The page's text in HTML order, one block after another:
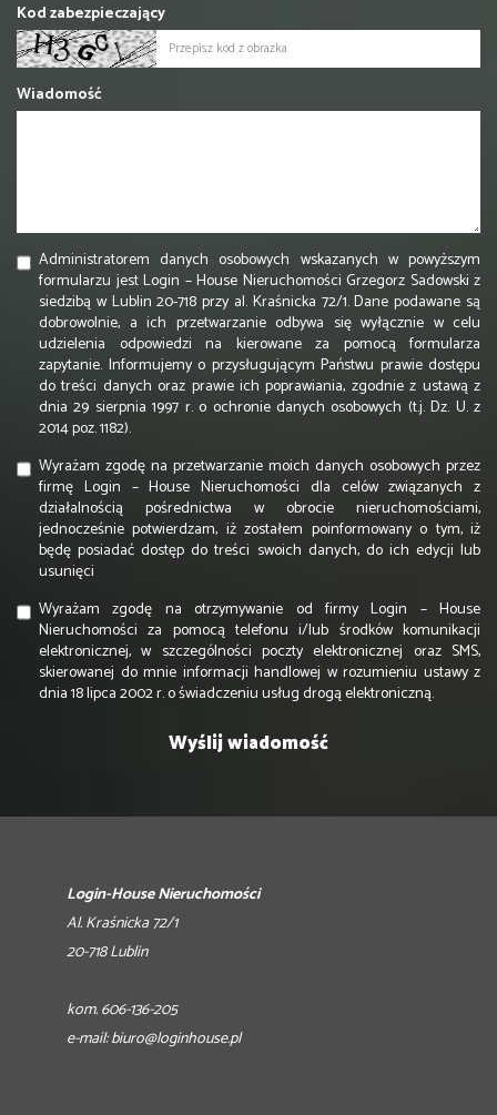
Kod zabezpieczający
Wiadomość
Administratorem danych osobowych wskazanych w powyższym
formularzu jest Login – House Nieruchomości Grzegorz Sadowski z
siedzibą w Lublin 20-718 przy al. Kraśnicka 72/1. Dane podawane są
dobrowolnie, a ich przetwarzanie odbywa się wyłącznie w celu
udzielenia odpowiedzi na kierowane za pomocą formularza
zapytanie. Informujemy o przysługującym Państwu prawie dostępu
do treści danych oraz prawie ich poprawiania, zgodnie z ustawą z
dnia 29 sierpnia 1997 r. o ochronie danych osobowych (t.j. Dz. U. z
2014 poz. 1182).
Wyrażam zgodę na przetwarzanie moich danych osobowych przez
firmę Login – House Nieruchomości dla celów związanych z
działalnością pośrednictwa w obrocie nieruchomościami,
jednocześnie potwierdzam, iż zostałem poinformowany o tym, iż
będę posiadać dostęp do treści swoich danych, do ich edycji lub
usunięci
Wyrażam zgodę na otrzymywanie od firmy Login – House
Nieruchomości za pomocą telefonu i/lub środków komunikacji
elektronicznej, w szczególności poczty elektronicznej oraz SMS,
skierowanej do mnie informacji handlowej w rozumieniu ustawy z
dnia 18 lipca 2002 r. o świadczeniu usług drogą elektroniczną.
Login-House Nieruchomości
Al. Kraśnicka 72/1
20-718 Lublin
kom. 606-136-205
e-mail:biuro@loginhouse.pl